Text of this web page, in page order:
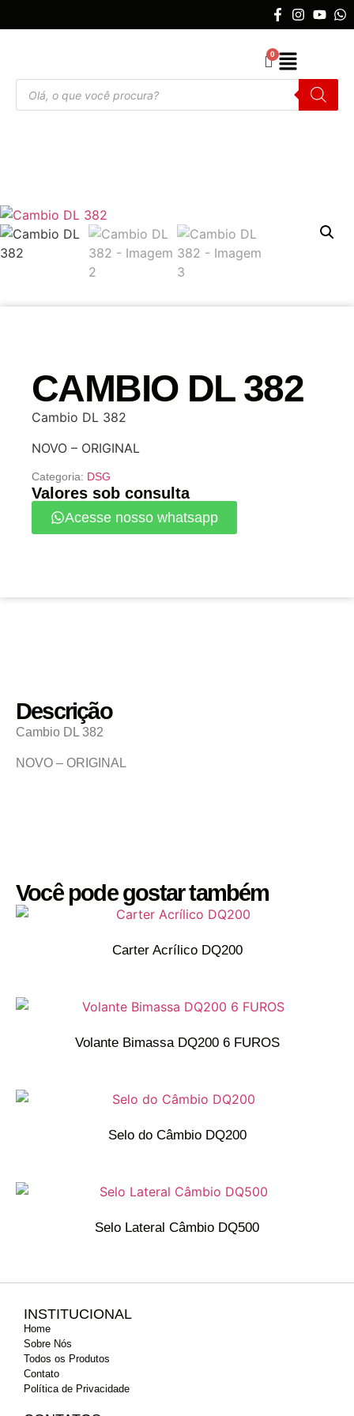
CAMBIO DL 382
Cambio DL 382
NOVO – ORIGINAL
Categoria: DSG
Valores sob consulta
Acesse nosso whatsapp
Descrição
Cambio DL 382
NOVO – ORIGINAL
Você pode gostar também
Carter Acrílico DQ200
Volante Bimassa DQ200 6 FUROS
Selo do Câmbio DQ200
Selo Lateral Câmbio DQ500
INSTITUCIONAL
Home
Sobre Nós
Todos os Produtos
Contato
Política de Privacidade